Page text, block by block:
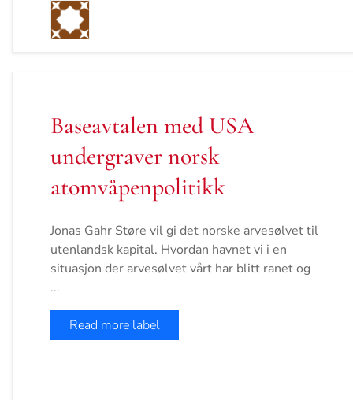
Baseavtalen med USA
undergraver norsk
atomvåpenpolitikk
Jonas Gahr Støre vil gi det norske arvesølvet til
utenlandsk kapital. Hvordan havnet vi i en
situasjon der arvesølvet vårt har blitt ranet og
...
Read more label